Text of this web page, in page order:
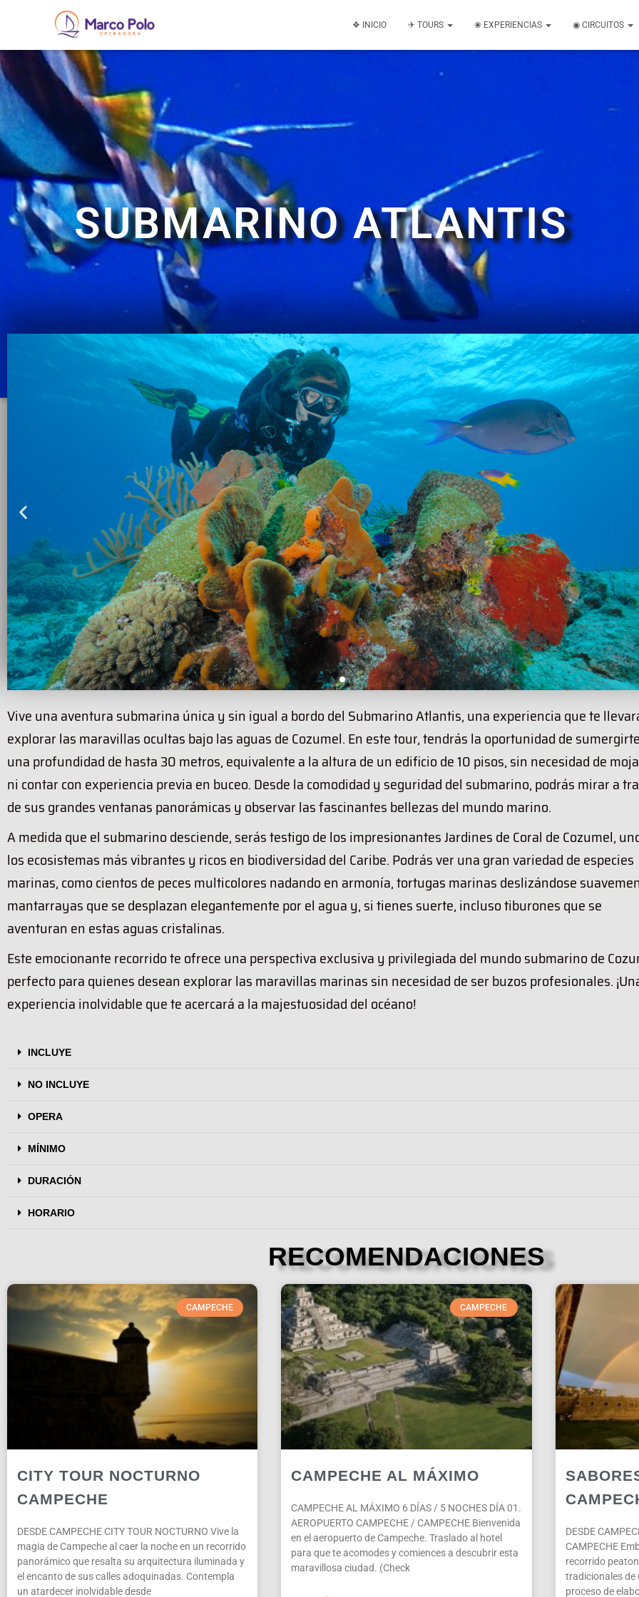
❖ INICIO ✈ TOURS ❀ EXPERIENCIAS ◉ CIRCUITOS
SUBMARINO ATLANTIS
Vive una aventura submarina única y sin igual a bordo del Submarino Atlantis, una experiencia que te
explorar las maravillas ocultas bajo las aguas de Cozumel. En este tour, tendrás la oportunidad de
una profundidad de hasta 30 metros, equivalente a la altura de un edificio de 10 pisos, sin necesidad de
ni contar con experiencia previa en buceo. Desde la comodidad y seguridad del submarino, podrás mirar a
de sus grandes ventanas panorámicas y observar las fascinantes bellezas del mundo marino.
A medida que el submarino desciende, serás testigo de los impresionantes Jardines de Coral de Cozumel,
los ecosistemas más vibrantes y ricos en biodiversidad del Caribe. Podrás ver una gran variedad de especies
marinas, como cientos de peces multicolores nadando en armonía, tortugas marinas deslizándose
mantarrayas que se desplazan elegantemente por el agua y, si tienes suerte, incluso tiburones que se
aventuran en estas aguas cristalinas.
Este emocionante recorrido te ofrece una perspectiva exclusiva y privilegiada del mundo submarino de
perfecto para quienes desean explorar las maravillas marinas sin necesidad de ser buzos profesionales.
experiencia inolvidable que te acercará a la majestuosidad del océano!
INCLUYE
NO INCLUYE
OPERA
MÍNIMO
DURACIÓN
HORARIO
RECOMENDACIONES
CAMPECHE
CITY TOUR NOCTURNO
CAMPECHE
DESDE CAMPECHE CITY TOUR NOCTURNO Vive la
magia de Campeche al caer la noche en un recorrido
panorámico que resalta su arquitectura iluminada y
el encanto de sus calles adoquinadas. Contempla
un atardecer inolvidable desde
CAMPECHE
CAMPECHE AL MÁXIMO
CAMPECHE AL MÁXIMO 6 DÍAS / 5 NOCHES DÍA 01.
AEROPUERTO CAMPECHE / CAMPECHE Bienvenida
en el aeropuerto de Campeche. Traslado al hotel
para que te acomodes y comiences a descubrir esta
maravillosa ciudad. (Check
DESDE
CAMPECHE
recorrido
tradicionales de
proceso de